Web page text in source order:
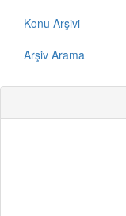
Konu Arşivi
Arşiv Arama